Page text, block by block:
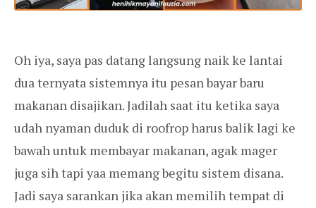
Oh iya, saya pas datang langsung naik ke lantai
dua ternyata sistemnya itu pesan bayar baru
makanan disajikan. Jadilah saat itu ketika saya
udah nyaman duduk di roofrop harus balik lagi ke
bawah untuk membayar makanan, agak mager
juga sih tapi yaa memang begitu sistem disana.
Jadi saya sarankan jika akan memilih tempat di